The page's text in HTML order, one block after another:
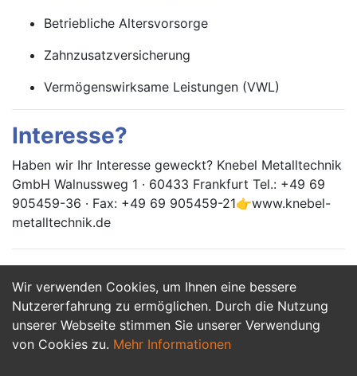
Wir verwenden Cookies, um Ihnen eine bessere
Nutzererfahrung zu ermöglichen. Durch die Nutzung
unserer Webseite stimmen Sie unserer Verwendung
von Cookies zu. Mehr Informationen
Betriebliche Altersvorsorge
Zahnzusatzversicherung
Vermögenswirksame Leistungen (VWL)
Interesse?
Haben wir Ihr Interesse geweckt? Knebel Metalltechnik
GmbH Walnussweg 1 · 60433 Frankfurt Tel.: +49 69
905459-36 · Fax: +49 69 905459-21👉www.knebel-
metalltechnik.de
Jetzt Bewerben